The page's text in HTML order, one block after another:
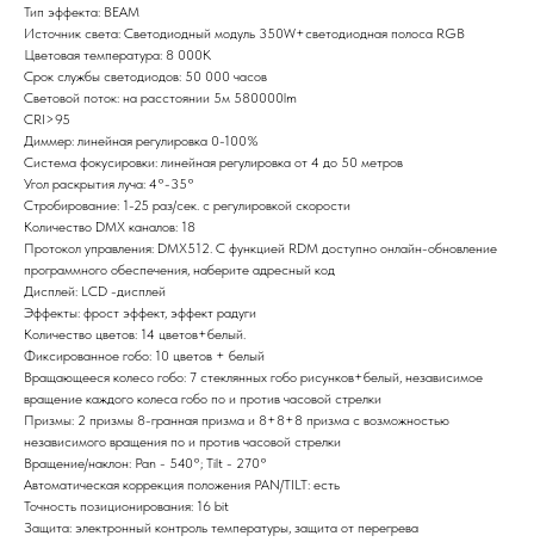
Тип эффекта: BEAM
Источник света: Светодиодный модуль 350W+светодиодная полоса RGB
Цветовая температура: 8 000K
Срок службы светодиодов: 50 000 часов
Световой поток: на расстоянии 5м 580000lm
CRI>95
Диммер: линейная регулировка 0-100%
Система фокусировки: линейная регулировка от 4 до 50 метров
Угол раскрытия луча: 4°-35°
Стробирование: 1-25 раз/сек. с регулировкой скорости
Количество DMX каналов: 18
Протокол управления: DMX512. С функцией RDM доступно онлайн-обновление
программного обеспечения, наберите адресный код
Дисплей: LCD -дисплей
Эффекты: фрост эффект, эффект радуги
Количество цветов: 14 цветов+белый.
Фиксированное гобо: 10 цветов + белый
Вращающееся колесо гобо: 7 стеклянных гобо рисунков+белый, независимое
вращение каждого колеса гобо по и против часовой стрелки
Призмы: 2 призмы 8-гранная призма и 8+8+8 призма с возможностью
независимого вращения по и против часовой стрелки
Вращение/наклон: Pan - 540°; Tilt - 270°
Автоматическая коррекция положения PAN/TILT: есть
Точность позиционирования: 16 bit
Защита: электронный контроль температуры, защита от перегрева